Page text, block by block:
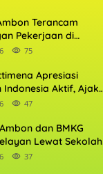
Terancam
Pekerjaan di
William
Tenaga Kerja Lokal
75
Apresiasi
Indonesia Aktif, Ajak
Semarakkan
47
dan BMKG
Lewat Sekolah
Wali Kota:
37